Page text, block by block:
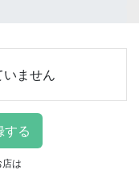
ません
は